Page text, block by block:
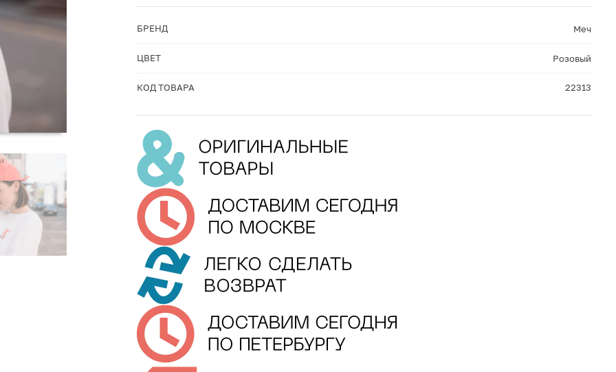
БРЕНД Меч
ЦВЕТ Розовый
КОД ТОВАРА 22313